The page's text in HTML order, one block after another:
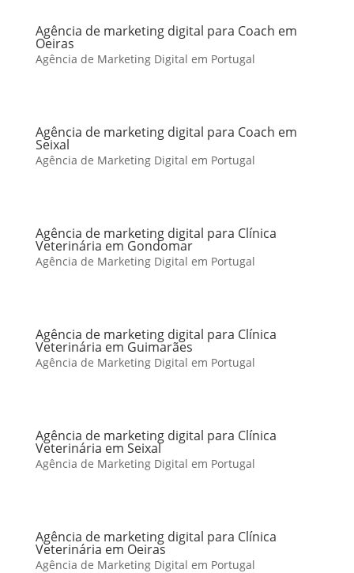
Agência de marketing digital para Coach em
Oeiras
Agência de Marketing Digital em Portugal
Agência de marketing digital para Coach em
Seixal
Agência de Marketing Digital em Portugal
Agência de marketing digital para Clínica
Veterinária em Gondomar
Agência de Marketing Digital em Portugal
Agência de marketing digital para Clínica
Veterinária em Guimarães
Agência de Marketing Digital em Portugal
Agência de marketing digital para Clínica
Veterinária em Seixal
Agência de Marketing Digital em Portugal
Agência de marketing digital para Clínica
Veterinária em Oeiras
Agência de Marketing Digital em Portugal